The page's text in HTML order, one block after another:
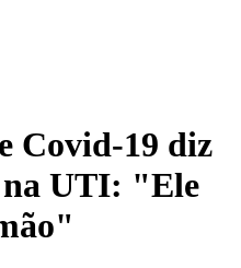
Covid-19 diz
na UTI: "Ele